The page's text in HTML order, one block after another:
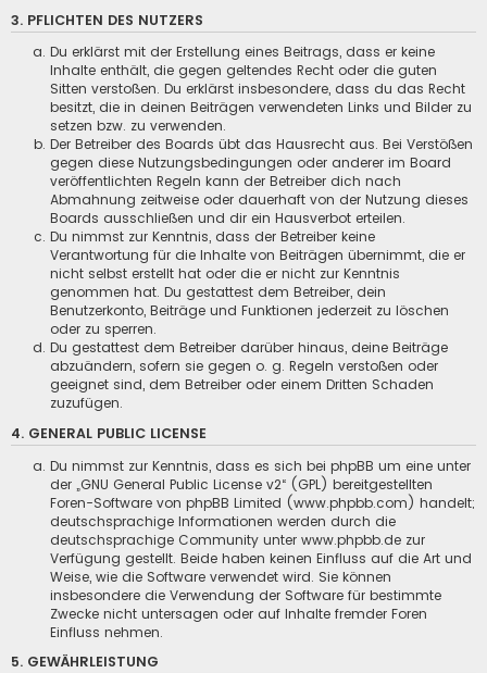
3. PFLICHTEN DES NUTZERS
Du erklärst mit der Erstellung eines Beitrags, dass er keine
Inhalte enthält, die gegen geltendes Recht oder die guten
Sitten verstoßen. Du erklärst insbesondere, dass du das Recht
besitzt, die in deinen Beiträgen verwendeten Links und Bilder zu
setzen bzw. zu verwenden.
Der Betreiber des Boards übt das Hausrecht aus. Bei Verstößen
gegen diese Nutzungsbedingungen oder anderer im Board
veröffentlichten Regeln kann der Betreiber dich nach
Abmahnung zeitweise oder dauerhaft von der Nutzung dieses
Boards ausschließen und dir ein Hausverbot erteilen.
Du nimmst zur Kenntnis, dass der Betreiber keine
Verantwortung für die Inhalte von Beiträgen übernimmt, die er
nicht selbst erstellt hat oder die er nicht zur Kenntnis
genommen hat. Du gestattest dem Betreiber, dein
Benutzerkonto, Beiträge und Funktionen jederzeit zu löschen
oder zu sperren.
Du gestattest dem Betreiber darüber hinaus, deine Beiträge
abzuändern, sofern sie gegen o. g. Regeln verstoßen oder
geeignet sind, dem Betreiber oder einem Dritten Schaden
zuzufügen.
4. GENERAL PUBLIC LICENSE
Du nimmst zur Kenntnis, dass es sich bei phpBB um eine unter
der „GNU General Public License v2“ (GPL) bereitgestellten
Foren-Software von phpBB Limited (www.phpbb.com) handelt;
deutschsprachige Informationen werden durch die
deutschsprachige Community unter www.phpbb.de zur
Verfügung gestellt. Beide haben keinen Einfluss auf die Art und
Weise, wie die Software verwendet wird. Sie können
insbesondere die Verwendung der Software für bestimmte
Zwecke nicht untersagen oder auf Inhalte fremder Foren
Einfluss nehmen.
5. GEWÄHRLEISTUNG